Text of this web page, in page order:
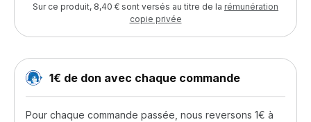
Sur ce produit, 8,40 € sont versés au titre de la rémunération
copie privée
1€ de don avec chaque commande
Pour chaque commande passée, nous reversons 1€ à